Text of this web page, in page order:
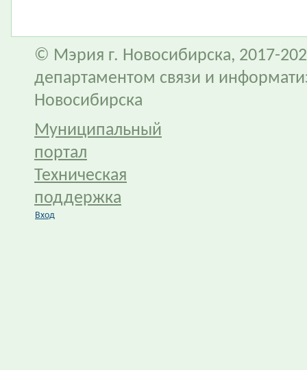
© Мэрия г. Новосибирска, 2017-
департаментом связи и
Новосибирска
Муниципальный
портал
Техническая
поддержка
Вход